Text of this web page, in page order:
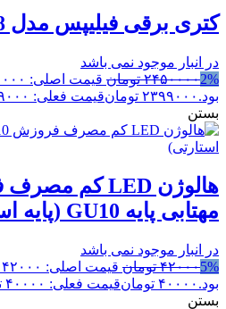
کتری برقی فیلیپس مدل 9318
در انبار موجود نمی باشد
2%۲۴۵۰۰۰۰ تومان
بود. ۲۳۹۹۰۰۰ تومانقیمت فعلی: ۲۳۹۹۰۰۰ تومان.
بستن
مهتابی پایه GU10 (پایه استارتی)
در انبار موجود نمی باشد
5%۴۲۰۰۰ تومان
بود. ۴۰۰۰۰ تومانقیمت فعلی: ۴۰۰۰۰ تومان.
بستن